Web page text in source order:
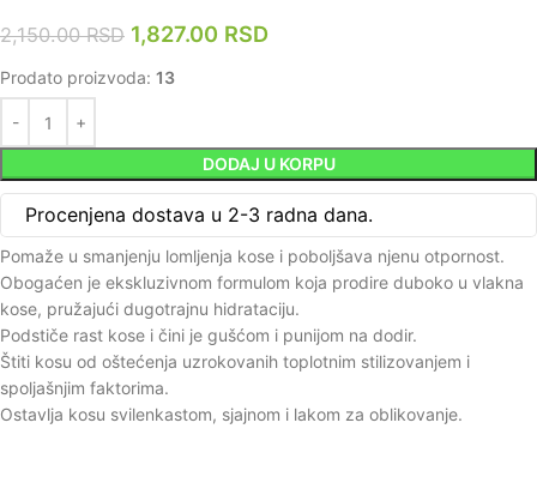
2,150.00RSD 1,827.00 RSD
Prodato proizvoda: 13
DODAJ U KORPU
Procenjena dostava u 2-3 radna dana.
Pomaže u smanjenju lomljenja kose i poboljšava njenu otpornost.
Obogaćen je ekskluzivnom formulom koja prodire duboko u vlakna
kose, pružajući dugotrajnu hidrataciju.
Podstiče rast kose i čini je gušćom i punijom na dodir.
Štiti kosu od oštećenja uzrokovanih toplotnim stilizovanjem i
spoljašnjim faktorima.
Ostavlja kosu svilenkastom, sjajnom i lakom za oblikovanje.